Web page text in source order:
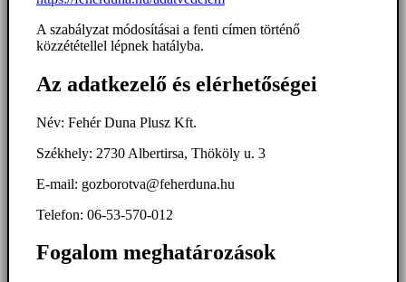
A szabályzat módosításai a fenti címen történő
közzététellel lépnek hatályba.
Az adatkezelő és elérhetőségei
Név: Fehér Duna Plusz Kft.
Székhely: 2730 Albertirsa, Thököly u. 3
E-mail: gozborotva@feherduna.hu
Telefon: 06-53-570-012
Fogalom meghatározások